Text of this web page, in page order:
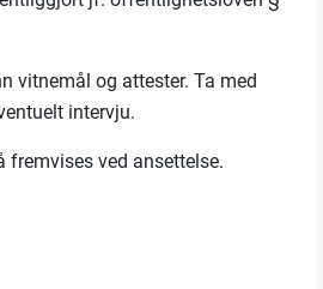
vitnemål og attester. Ta med
intervju.
fremvises ved ansettelse.